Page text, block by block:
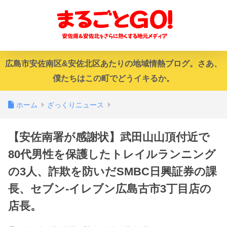
広島市安佐南区&安佐北区あたりの地域情熱ブログ。さあ、
僕たちはこの町でどうイキるか。
ホーム ざっくりニュース
【安佐南署が感謝状】武田山山頂付近で
80代男性を保護したトレイルランニング
の3人、詐欺を防いだSMBC日興証券の課
長、セブン-イレブン広島古市3丁目店の
店長。